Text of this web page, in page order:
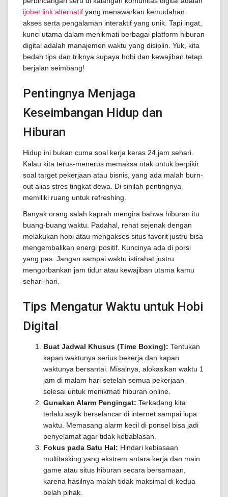
ijobet link alternatif yang menawarkan kemudahan
akses serta pengalaman interaktif yang unik. Tapi ingat,
kunci utama dalam menikmati berbagai platform hiburan
digital adalah manajemen waktu yang disiplin. Yuk, kita
bedah tips dan triknya supaya hobi dan kewajiban tetap
berjalan seimbang!
Pentingnya Menjaga
Keseimbangan Hidup dan
Hiburan
Hidup ini bukan cuma soal kerja keras 24 jam sehari.
Kalau kita terus-menerus memaksa otak untuk berpikir
soal target pekerjaan atau bisnis, yang ada malah burn-
out alias stres tingkat dewa. Di sinilah pentingnya
memiliki ruang untuk refreshing.
Banyak orang salah kaprah mengira bahwa hiburan itu
buang-buang waktu. Padahal, rehat sejenak dengan
melakukan hobi atau mengakses situs favorit justru bisa
mengembalikan energi positif. Kuncinya ada di porsi
yang pas. Jangan sampai waktu istirahat justru
mengorbankan jam tidur atau kewajiban utama kamu
sehari-hari.
Tips Mengatur Waktu untuk Hobi
Digital
Buat Jadwal Khusus (Time Boxing): Tentukan
kapan waktunya serius bekerja dan kapan
waktunya bersantai. Misalnya, alokasikan waktu 1
jam di malam hari setelah semua pekerjaan
selesai untuk menikmati hiburan online.
Gunakan Alarm Pengingat: Terkadang kita
terlalu asyik berselancar di internet sampai lupa
waktu. Memasang alarm kecil di ponsel bisa jadi
penyelamat agar tidak kebablasan.
Fokus pada Satu Hal: Hindari kebiasaan
multitasking yang ekstrem antara kerja dan main
game atau situs hiburan secara bersamaan,
karena hasilnya malah tidak maksimal di kedua
belah pihak.